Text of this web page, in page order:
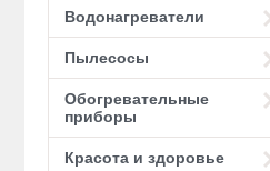
Водонагреватели
Пылесосы
Обогревательные
приборы
Красота и здоровье